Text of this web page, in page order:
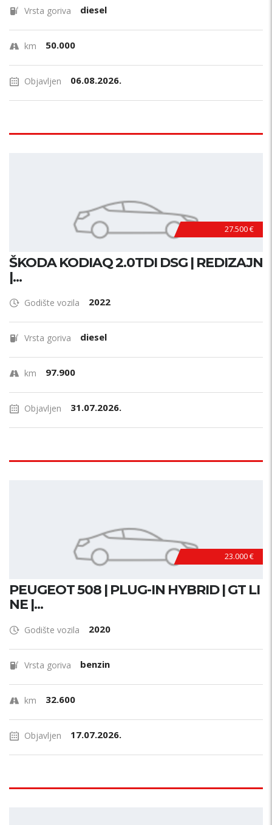
Vrsta goriva diesel
km 50.000
Objavljen 06.08.2026.
27.500 €
ŠKODA KODIAQ 2.0TDI DSG | REDIZAJN
|...
Godište vozila 2022
Vrsta goriva diesel
km 97.900
Objavljen 31.07.2026.
23.000 €
PEUGEOT 508 | PLUG-IN HYBRID | GT LI
NE |...
Godište vozila 2020
Vrsta goriva benzin
km 32.600
Objavljen 17.07.2026.